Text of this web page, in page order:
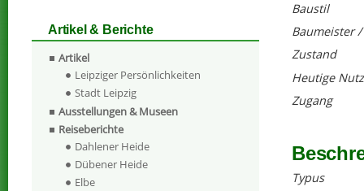
Baustil
Baumeister
Zustand
Heutige
Zugang
Typus
Artikel & Berichte
Artikel
Leipziger Persönlichkeiten
Stadt Leipzig
Ausstellungen & Museen
Reiseberichte
Dahlener Heide
Dübener Heide
Elbe